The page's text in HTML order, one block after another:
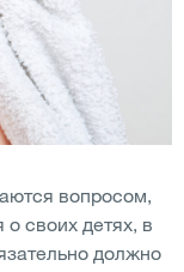
вопросом,
своих детях, в
должно